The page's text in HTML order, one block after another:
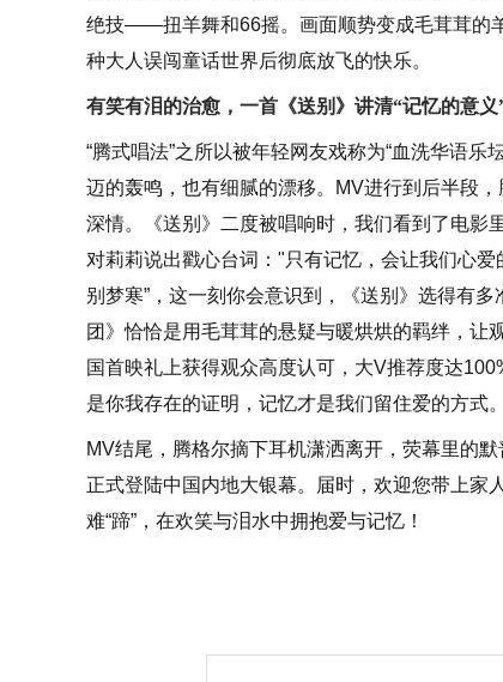
绝技——扭羊舞和66摇。画面顺势变成毛茸茸的
种大人误闯童话世界后彻底放飞的快乐。
有笑有泪的治愈，一首《送别》讲清“记忆的意义
“腾式唱法”之所以被年轻网友戏称为“血洗华语
迈的轰鸣，也有细腻的漂移。MV进行到后半段
深情。《送别》二度被唱响时，我们看到了电影
对莉莉说出戳心台词："只有记忆，会让我们心
别梦寒”，这一刻你会意识到，《送别》选得有
团》恰恰是用毛茸茸的悬疑与暖烘烘的羁绊，让
国首映礼上获得观众高度认可，大V推荐度达
是你我存在的证明，记忆才是我们留住爱的方式
MV结尾，腾格尔摘下耳机潇洒离开，荧幕里的
正式登陆中国内地大银幕。届时，欢迎您带上家
难“蹄”，在欢笑与泪水中拥抱爱与记忆！